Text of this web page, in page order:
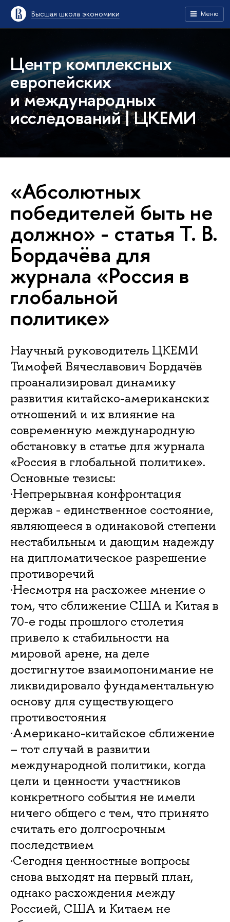
Высшая школа экономики Меню
Центр комплексных
европейских
и международных
исследований | ЦКЕМИ
«Абсолютных
победителей быть не
должно» - статья Т. В.
Бордачёва для
журнала «Россия в
глобальной
политике»
Научный руководитель ЦКЕМИ
Тимофей Вячеславович Бордачёв
проанализировал динамику
развития китайско-американских
отношений и их влияние на
современную международную
обстановку в статье для журнала
«Россия в глобальной политике».
Основные тезисы:
·Непрерывная конфронтация
держав - единственное состояние,
являющееся в одинаковой степени
нестабильным и дающим надежду
на дипломатическое разрешение
противоречий
·Несмотря на расхожее мнение о
том, что сближение США и Китая в
70-е годы прошлого столетия
привело к стабильности на
мировой арене, на деле
достигнутое взаимопонимание не
ликвидировало фундаментальную
основу для существующего
противостояния
·Американо-китайское сближение
– тот случай в развитии
международной политики, когда
цели и ценности участников
конкретного события не имели
ничего общего с тем, что принято
считать его долгосрочным
последствием
·Сегодня ценностные вопросы
снова выходят на первый план,
однако расхождения между
Россией, США и Китаем не